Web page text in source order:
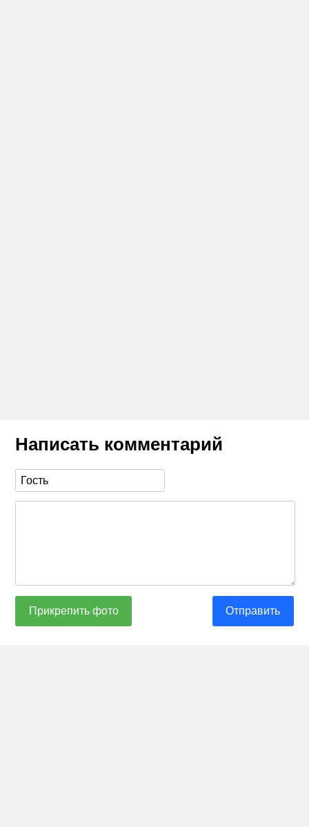
Написать комментарий
Прикрепить фото Отправить